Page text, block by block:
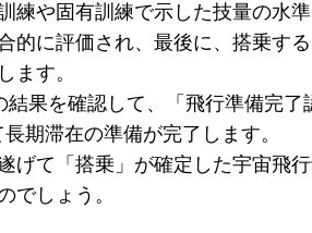
練や固有訓練で示した技量の水
的に評価され、最後に、搭乗す
ます。
果を確認して、「飛行準備完了
期滞在の準備が完了します。
げて「搭乗」が確定した宇宙飛
でしょう。